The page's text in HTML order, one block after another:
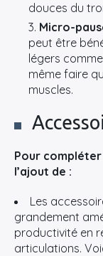
douces du
Micro-
peut être
légers
même faire
muscles.
Pour
l’ajout de :
Les
grandement
productivité en
articulations.
Rechercher